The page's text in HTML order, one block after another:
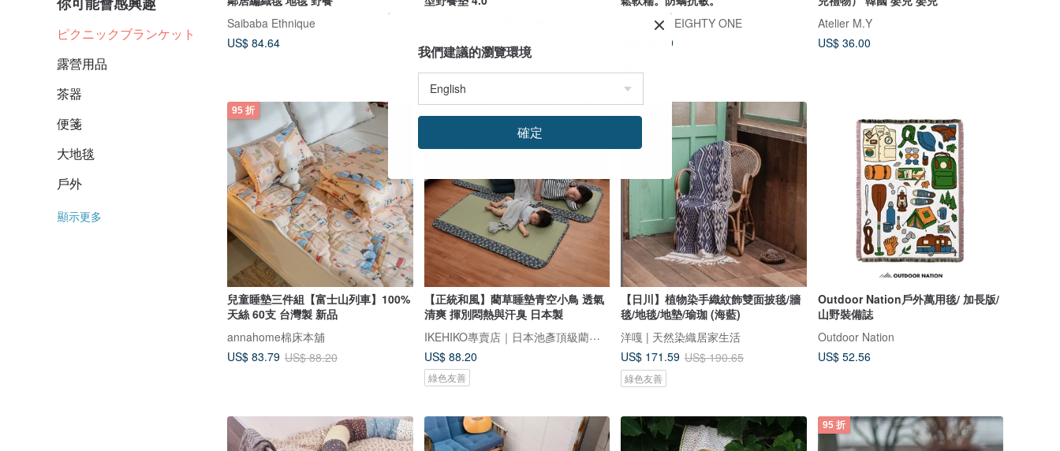
ピクニックブランケット
露營用品
茶器
便箋
大地毯
戶外
顯示更多
Saibaba Ethnique
US$ 84.64
US$ 57.84 US$ 72.30
+81 PLUS EIGHTY ONE
US$ 98.89
Atelier M.Y
US$ 36.00
95 折
兒童睡墊三件組【富士山列車】100%
天絲 60支 台灣製 新品
annahome棉床本舖
US$ 83.79 US$ 88.20
【正統和風】藺草睡墊青空小鳥 透氣
清爽 揮別悶熱與汗臭 日本製
IKEHIKO專賣店｜日本池彥頂級藺草製品｜讓生活與自然更靠近
US$ 88.20
綠色友善
【日川】植物染手織紋飾雙面披毯/牆
毯/地毯/地墊/瑜珈 (海藍)
洋嘎 | 天然染織居家生活
US$ 171.59 US$ 190.65
綠色友善
Outdoor Nation戶外萬用毯/ 加長版/
山野裝備誌
Outdoor Nation
US$ 52.56
95 折
我們建議的瀏覽環境
確定